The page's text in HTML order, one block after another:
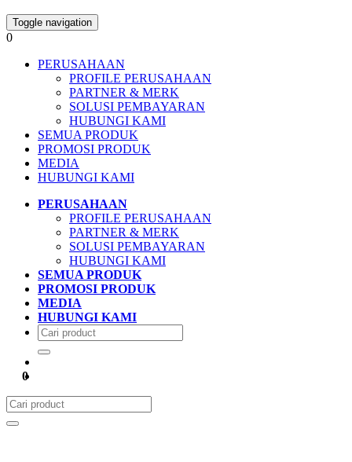
Toggle navigation
0
PERUSAHAAN
PROFILE PERUSAHAAN
PARTNER & MERK
SOLUSI PEMBAYARAN
HUBUNGI KAMI
SEMUA PRODUK
PROMOSI PRODUK
MEDIA
HUBUNGI KAMI
PERUSAHAAN
PROFILE PERUSAHAAN
PARTNER & MERK
SOLUSI PEMBAYARAN
HUBUNGI KAMI
SEMUA PRODUK
PROMOSI PRODUK
MEDIA
HUBUNGI KAMI
0